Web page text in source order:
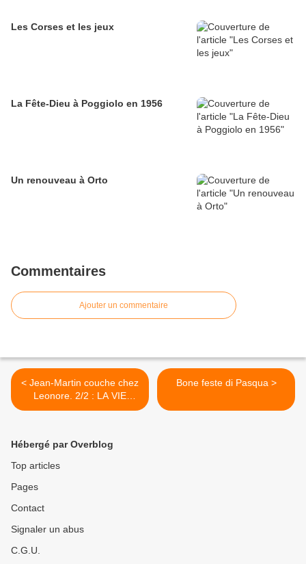
Les Corses et les jeux
La Fête-Dieu à Poggiolo en 1956
Un renouveau à Orto
Commentaires
Ajouter un commentaire
< Jean-Martin couche chez
Leonore. 2/2 : LA VIE
FAMILIALE
Bone feste di Pasqua >
Hébergé par Overblog
Top articles
Pages
Contact
Signaler un abus
C.G.U.